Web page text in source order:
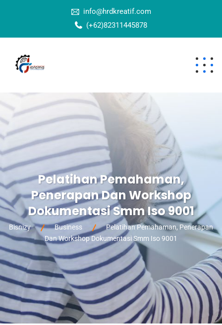
info@hrdkreatif.com
(+62)82311445878
Pelatihan Pemahaman,
Penerapan Dan Workshop
Dokumentasi Smm Iso 9001
Bisnizy Business
Pelatihan Pemahaman, Penerapan
Dan Workshop Dokumentasi Smm Iso 9001